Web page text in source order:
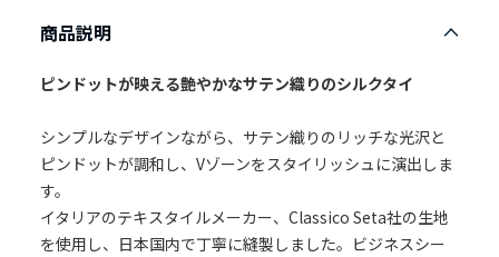
商品説明
ピンドットが映える艶やかなサテン織りのシルクタイ
シンプルなデザインながら、サテン織りのリッチな光沢と
ピンドットが調和し、Vゾーンをスタイリッシュに演出しま
す。
イタリアのテキスタイルメーカー、Classico Seta社の生地
を使用し、日本国内で丁寧に縫製しました。ビジネスシー